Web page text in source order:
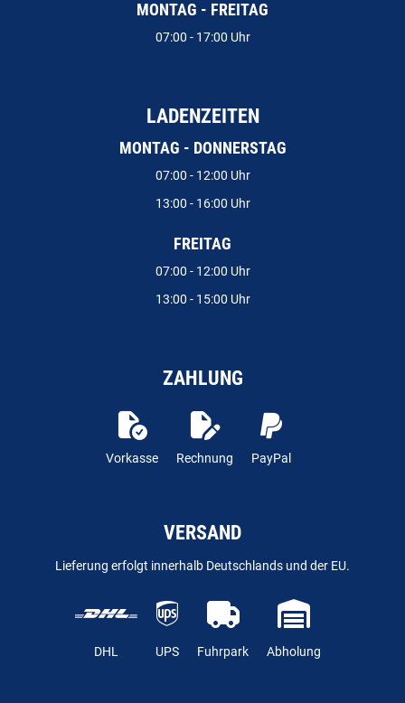
MONTAG - FREITAG
07:00 - 17:00 Uhr
LADENZEITEN
MONTAG - DONNERSTAG
07:00 - 12:00 Uhr
13:00 - 16:00 Uhr
FREITAG
07:00 - 12:00 Uhr
13:00 - 15:00 Uhr
ZAHLUNG
Vorkasse Rechnung PayPal
VERSAND
Lieferung erfolgt innerhalb Deutschlands und der EU.
DHL UPS Fuhrpark Abholung